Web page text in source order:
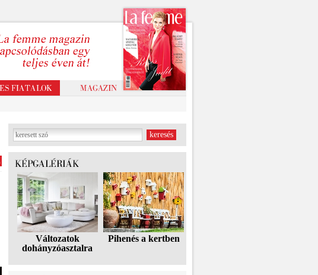
Változatok
dohányzóasztalra
Pihenés a kertben